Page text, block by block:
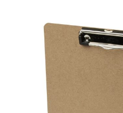
Outdoor & Vrije tijd
Pennen & Schrijfwaren
Tassen & Reizen
Gezondheid & Welzijn